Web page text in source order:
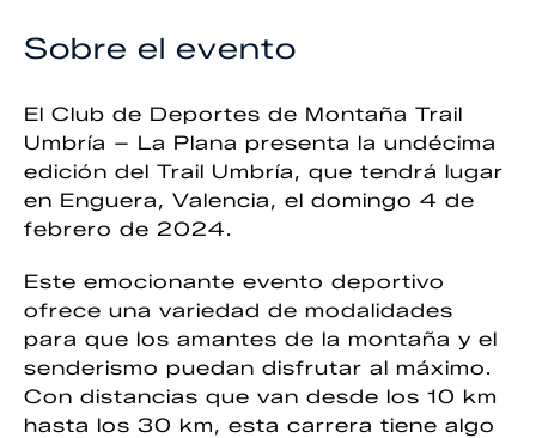
Sobre el evento
El Club de Deportes de Montaña Trail
Umbría – La Plana presenta la undécima
edición del Trail Umbría, que tendrá lugar
en Enguera, Valencia, el domingo 4 de
febrero de 2024.
Este emocionante evento deportivo
ofrece una variedad de modalidades
para que los amantes de la montaña y el
senderismo puedan disfrutar al máximo.
Con distancias que van desde los 10 km
hasta los 30 km, esta carrera tiene algo